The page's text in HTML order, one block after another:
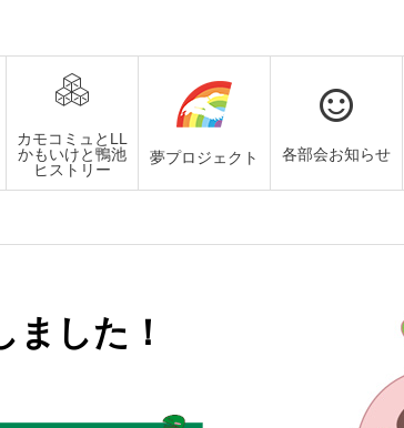
カモコミュとLL
かもいけと鴨池
ヒストリー
夢プロジェクト 各部会お知らせ
した！